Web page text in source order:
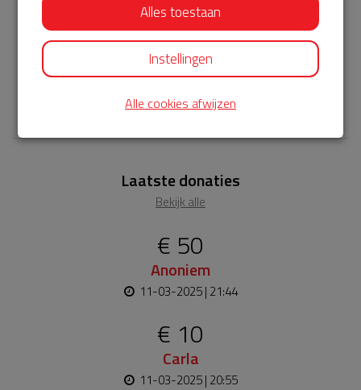
geleverd bij storing aan het apparaat. Service op locatie
inclusief voorrijkosten.
Help je mee? Doneer voor ons servicepakket! Alvast dank
namens de buurt ❤️
Laatste donaties
Bekijk alle
€ 50
Anoniem
11-03-2025 | 21:44
€ 10
Carla
11-03-2025 | 20:55
Alles toestaan
Instellingen
Alle cookies afwijzen